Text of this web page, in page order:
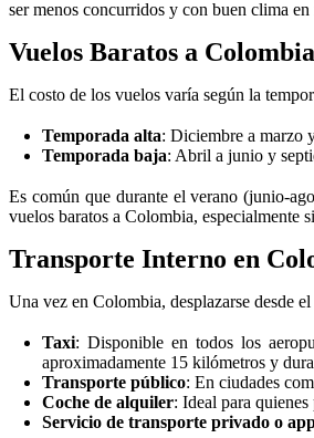
ser menos concurridos y con buen clima en
Vuelos Baratos a Colombia
El costo de los vuelos varía según la
Temporada alta: Diciembre a marzo
Temporada baja: Abril a junio y
Es común que durante el verano (junio-
vuelos baratos a Colombia, especialmente
Transporte Interno en
Una vez en Colombia, desplazarse desde
Taxi: Disponible en todos los
aproximadamente 15 kilómetros y
Transporte público: En ciudades
Coche de alquiler: Ideal para
Servicio de transporte privado o